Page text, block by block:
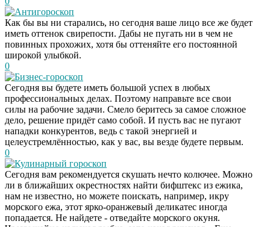
Антигороскоп
Как бы вы ни старались, но сегодня ваше лицо все же будет
иметь оттенок свирепости. Дабы не пугать ни в чем не
повинных прохожих, хотя бы оттеняйте его постоянной
широкой улыбкой.
0
Бизнес-гороскоп
Сегодня вы будете иметь большой успех в любых
профессиональных делах. Поэтому направьте все свои
силы на рабочие задачи. Смело беритесь за самое сложное
дело, решение придёт само собой. И пусть вас не пугают
нападки конкурентов, ведь с такой энергией и
целеустремлённостью, как у вас, вы везде будете первым.
0
Кулинарный гороскоп
Сегодня вам рекомендуется скушать нечто колючее. Можно
ли в ближайших окрестностях найти бифштекс из ежика,
нам не известно, но можете поискать, например, икру
морского ежа, этот ярко-оранжевый деликатес иногда
попадается. Не найдете - отведайте морского окуня.